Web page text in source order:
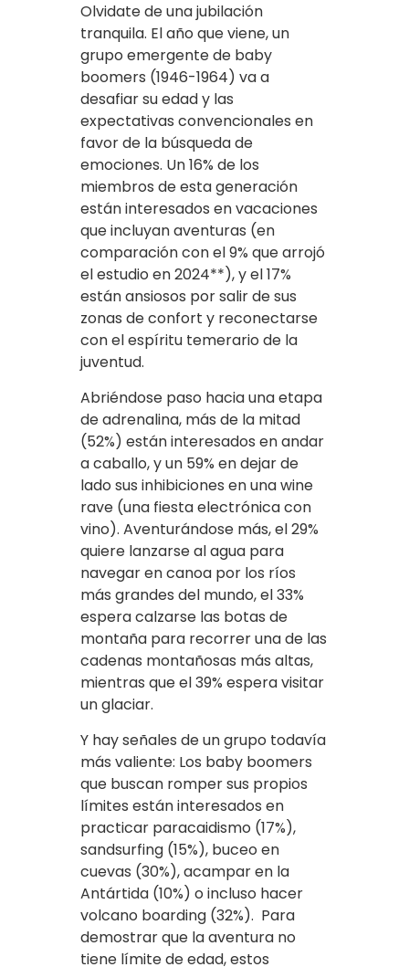
Olvidate de una jubilación
tranquila. El año que viene, un
grupo emergente de baby
boomers (1946-1964) va a
desafiar su edad y las
expectativas convencionales en
favor de la búsqueda de
emociones. Un 16% de los
miembros de esta generación
están interesados en vacaciones
que incluyan aventuras (en
comparación con el 9% que arrojó
el estudio en 2024**), y el 17%
están ansiosos por salir de sus
zonas de confort y reconectarse
con el espíritu temerario de la
juventud.
Abriéndose paso hacia una etapa
de adrenalina, más de la mitad
(52%) están interesados en andar
a caballo, y un 59% en dejar de
lado sus inhibiciones en una wine
rave (una fiesta electrónica con
vino). Aventurándose más, el 29%
quiere lanzarse al agua para
navegar en canoa por los ríos
más grandes del mundo, el 33%
espera calzarse las botas de
montaña para recorrer una de las
cadenas montañosas más altas,
mientras que el 39% espera visitar
un glaciar.
Y hay señales de un grupo todavía
más valiente: Los baby boomers
que buscan romper sus propios
límites están interesados en
practicar paracaidismo (17%),
sandsurfing (15%), buceo en
cuevas (30%), acampar en la
Antártida (10%) o incluso hacer
volcano boarding (32%). Para
demostrar que la aventura no
tiene límite de edad, estos